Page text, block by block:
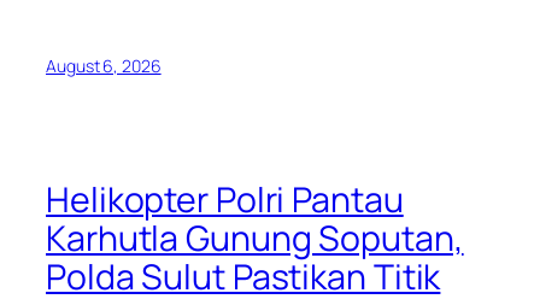
August 6, 2026
Helikopter Polri Pantau
Karhutla Gunung Soputan,
Polda Sulut Pastikan Titik